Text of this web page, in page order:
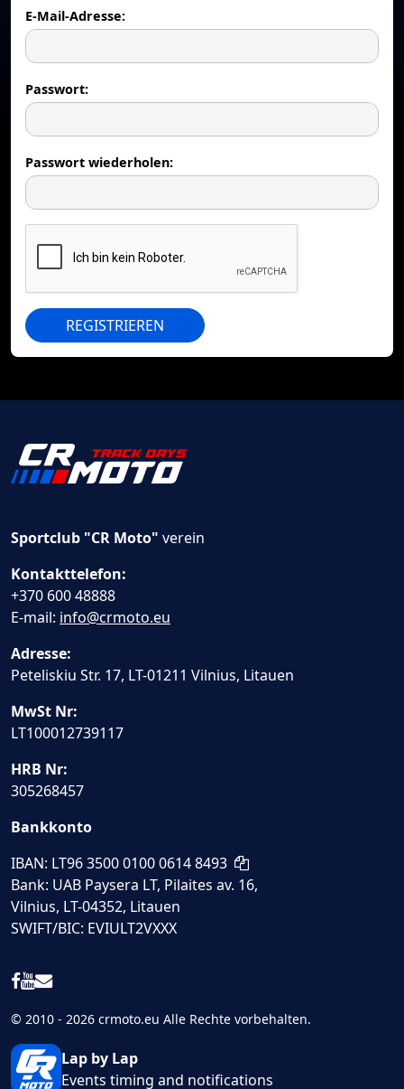
E-Mail-Adresse:
Passwort:
Passwort wiederholen:
REGISTRIEREN
Sportclub "CR Moto" verein
Kontakttelefon:
+370 600 48888
E-mail: info@crmoto.eu
Adresse:
Peteliskiu Str. 17, LT-01211 Vilnius, Litauen
MwSt Nr:
LT100012739117
HRB Nr:
305268457
Bankkonto
IBAN: LT96 3500 0100 0614 8493
Bank: UAB Paysera LT, Pilaites av. 16,
Vilnius, LT-04352, Litauen
SWIFT/BIC: EVIULT2VXXX
© 2010 - 2026 crmoto.eu Alle Rechte vorbehalten.
Lap by Lap
Events timing and notifications